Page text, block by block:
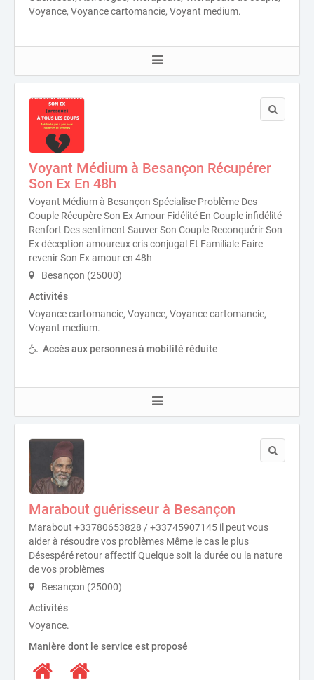
Voyance, Voyance cartomancie, Voyant medium.
Voyant Médium à Besançon Récupérer
Son Ex En 48h
Voyant Médium à Besançon Spécialise Problème Des
Couple Récupère Son Ex Amour Fidélité En Couple infidélité
Renfort Des sentiment Sauver Son Couple Reconquérir Son
Ex déception amoureux cris conjugal Et Familiale Faire
revenir Son Ex amour en 48h
Besançon (25000)
Activités
Voyance cartomancie, Voyance, Voyance cartomancie,
Voyant medium.
Accès aux personnes à mobilité réduite
Marabout guérisseur à Besançon
Marabout +33780653828 / +33745907145 il peut vous
aider à résoudre vos problèmes Même le cas le plus
Désespéré retour affectif Quelque soit la durée ou la nature
de vos problèmes
Besançon (25000)
Activités
Voyance.
Manière dont le service est proposé